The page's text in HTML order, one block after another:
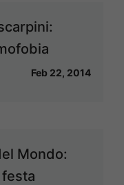
Feb 22, 2014
Mondo: